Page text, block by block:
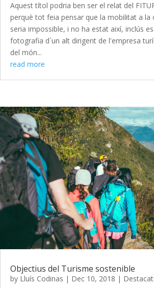
Aquest títol podria ben ser el relat del
perquè tot feia pensar que la mobilitat a la
seria impossible, i no ha estat així, inclús
fotografia d´un alt dirigent de l'empresa
del món...
read more
Objectius del Turisme sostenible
by Lluís Codinas | Dec 10, 2018 |